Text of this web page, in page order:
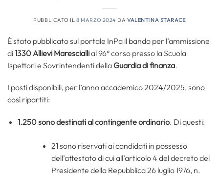
PUBBLICATO IL8 MARZO 2024 DAVALENTINA STARACE
È stato pubblicato sul portale InPa il bando per l’ammissione
di1330 Allievi Maresciallial 96° corso presso la Scuola
Ispettori e Sovrintendenti della Guardia di finanza.
I posti disponibili, per l’anno accademico 2024/2025, sono
così ripartiti:
1.250 sono destinati al contingente ordinario. Di questi:
21 sono riservati ai candidati in possesso
dell’attestato di cui all’articolo 4 del decreto del
Presidente della Repubblica 26 luglio 1976, n.